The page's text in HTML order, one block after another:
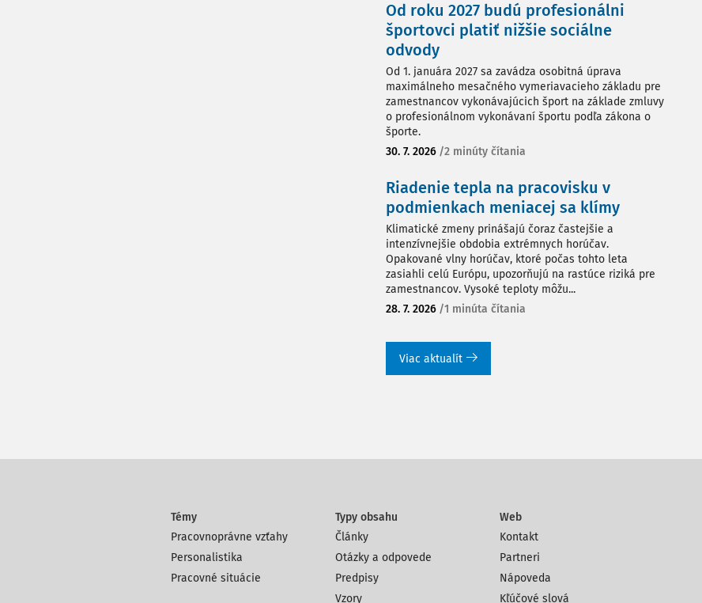
Od roku 2027 budú profesionálni
športovci platiť nižšie sociálne
odvody
Od 1. januára 2027 sa zavádza osobitná úprava
maximálneho mesačného vymeriavacieho základu pre
zamestnancov vykonávajúcich šport na základe zmluvy
o profesionálnom vykonávaní športu podľa zákona o
športe.
30. 7. 2026 /2 minúty čítania
Riadenie tepla na pracovisku v
podmienkach meniacej sa klímy
Klimatické zmeny prinášajú čoraz častejšie a
intenzívnejšie obdobia extrémnych horúčav.
Opakované vlny horúčav, ktoré počas tohto leta
zasiahli celú Európu, upozorňujú na rastúce riziká pre
zamestnancov. Vysoké teploty môžu...
28. 7. 2026 /1 minúta čítania
Viac aktualít
Témy
Pracovnoprávne vzťahy
Personalistika
Pracovné situácie
Typy obsahu
Články
Otázky a odpovede
Predpisy
Vzory
Web
Kontakt
Partneri
Nápoveda
Kľúčové slová